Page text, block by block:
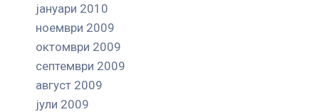
јануари 2010
ноември 2009
октомври 2009
септември 2009
август 2009
јули 2009